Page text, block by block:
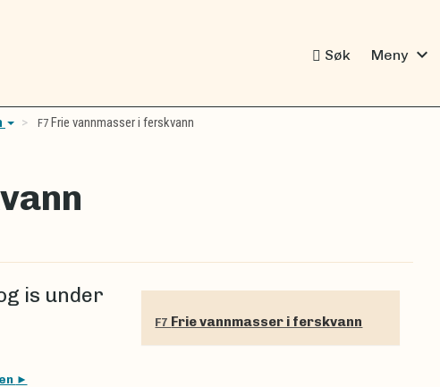
Søk Meny expand_more
F7 Frie vannmasser i ferskvann
is under
F7 Frie vannmasser i ferskvann